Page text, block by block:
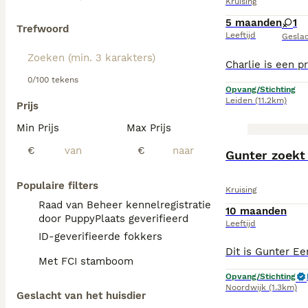
Trefwoord
0/100 tekens
Prijs
Min Prijs
€
Max Prijs
€
Populaire filters
Raad van Beheer kennelregistratie
door PuppyPlaats geverifieerd
ID-geverifieerde fokkers
Met FCI stamboom
Geslacht van het huisdier
5 maanden
Leeftijd
1
Opvang/Stichting
Leiden (11.2km)
Gunter
Kruising
10 maanden
Leeftijd
Opvang/Stichting
Noordwijk (1.3km)